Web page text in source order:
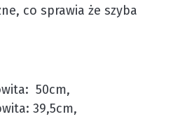
co sprawia że szyba
50cm,
39,5cm,